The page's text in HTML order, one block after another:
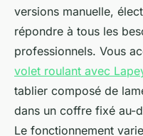
versions manuelle,
répondre à tous les
professionnels. Vous
volet roulant avec
tablier composé de
dans un coffre fixé au-
Le fonctionnement